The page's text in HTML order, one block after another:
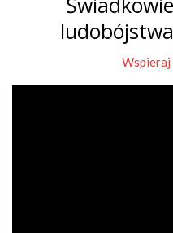
Wspieraj